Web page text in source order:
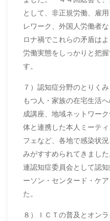
として、非正規労働、雇
レワーク、外国人労働者
ロナ禍でこれらの矛盾は
労働実態をしっかりと把
す。
７）認知症分野のとりく
もつ人・家族の在宅生活
成講座、地域ネットワー
体と連携した本人ミーテ
フェなど、各地で感染状
みがすすめられてきまし
連認知症委員会として認
ーソン・センタード・ケ
た。
８）ＩＣＴの普及とオン